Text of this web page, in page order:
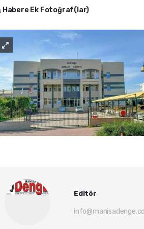
Habere Ek Fotoğraf(lar)
Editör